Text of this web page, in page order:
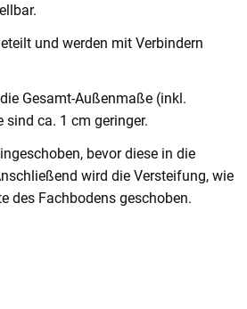
und werden mit Verbindern
Gesamt-Außenmaße (inkl.
ca. 1 cm geringer.
bevor diese in die
wird die Versteifung, wie
des Fachbodens geschoben.